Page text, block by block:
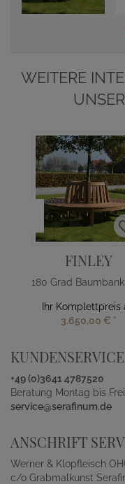
WEITERE
FINLEY
Ihr Komplettpreis
3.650,00 € *
KUNDENSERVICE
+49 (0)3641 4787520
Beratung Montag bis
service@serafinum.de
ANSCHRIFT
Werner & Klopfleisch
c/o Grabmalkunst